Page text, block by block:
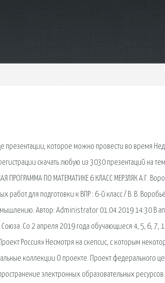
презентации, которое можно провести во время
скачать любую из 3030 презентаций на
ПРОГРАММА ПО МАТЕМАТИКЕ 6 КЛАСС МЕРЗЛЯК А.Г.
для подготовки к ВПР : 6-й класс / В. В.
мышлению. Автор: Administrator 01.04.2019 14:30 В
Союза. Со 2 апреля 2019 года обучающиеся 4, 5, 6, 7,
Россия» Несмотря на скепсис, с которым
коллекции О проекте. Проект федерального
электронных образовательных ресурсов.